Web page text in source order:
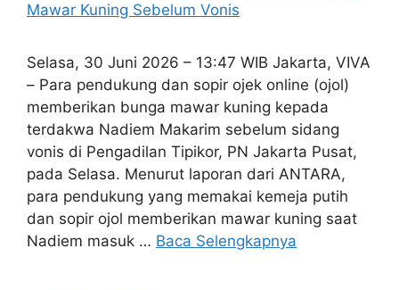
Selasa, 30 Juni 2026 – 13:47 WIB Jakarta, VIVA
– Para pendukung dan sopir ojek online (ojol)
memberikan bunga mawar kuning kepada
terdakwa Nadiem Makarim sebelum sidang
vonis di Pengadilan Tipikor, PN Jakarta Pusat,
pada Selasa. Menurut laporan dari ANTARA,
para pendukung yang memakai kemeja putih
dan sopir ojol memberikan mawar kuning saat
Nadiem masuk … Baca Selengkapnya